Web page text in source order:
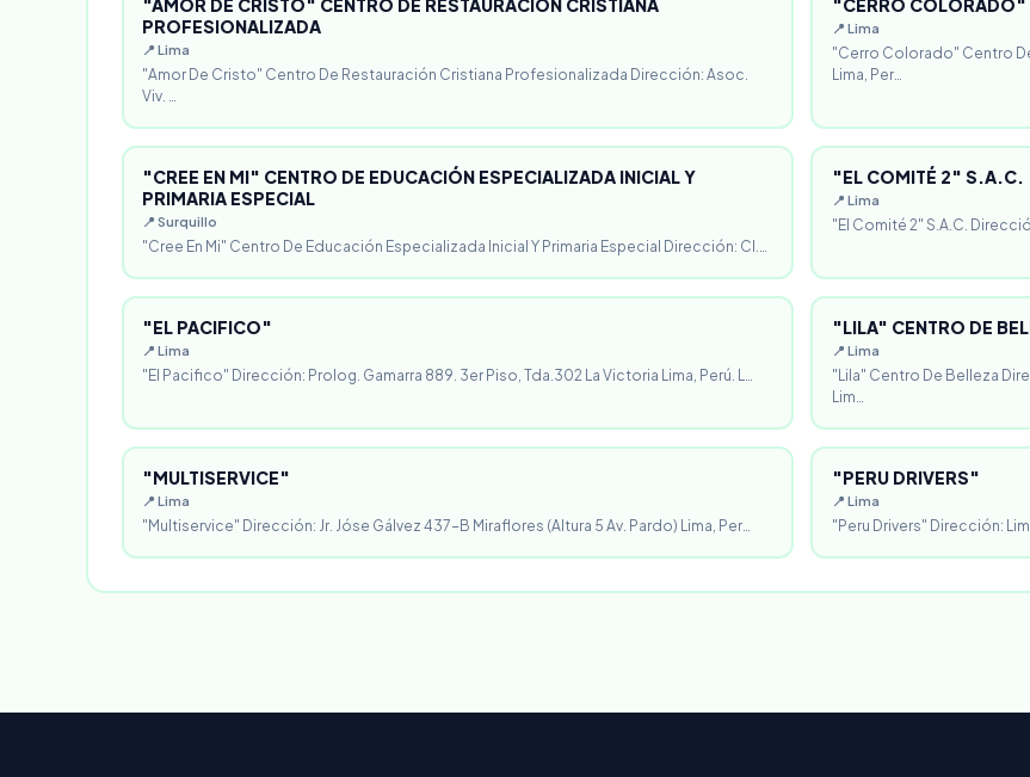
"AMOR DE CRISTO" CENTRO DE RESTAURACIÓN CRISTIANA
PROFESIONALIZADA
📍 Lima
"Amor De Cristo" Centro De Restauración Cristiana Profesionalizada Dirección: Asoc.
Viv. …
"CERRO COLORADO"
📍 Lima
"Cerro Colorado" Centro
Lima, Per…
"CREE EN MI" CENTRO DE EDUCACIÓN ESPECIALIZADA INICIAL Y
PRIMARIA ESPECIAL
📍 Surquillo
"Cree En Mi" Centro De Educación Especializada Inicial Y Primaria Especial Dirección: Cl.…
"EL COMITÉ 2" S.A.C.
📍 Lima
"El Comité 2" S.A.C.
"EL PACIFICO"
📍 Lima
"El Pacifico" Dirección: Prolog. Gamarra 889. 3er Piso, Tda.302 La Victoria Lima, Perú. L…
"LILA" CENTRO DE
📍 Lima
"Lila" Centro De Belleza
Lim…
"MULTISERVICE"
📍 Lima
"Multiservice" Dirección: Jr. Jóse Gálvez 437-B Miraflores (Altura 5 Av. Pardo) Lima, Per…
"PERU DRIVERS"
📍 Lima
"Peru Drivers" Dirección: